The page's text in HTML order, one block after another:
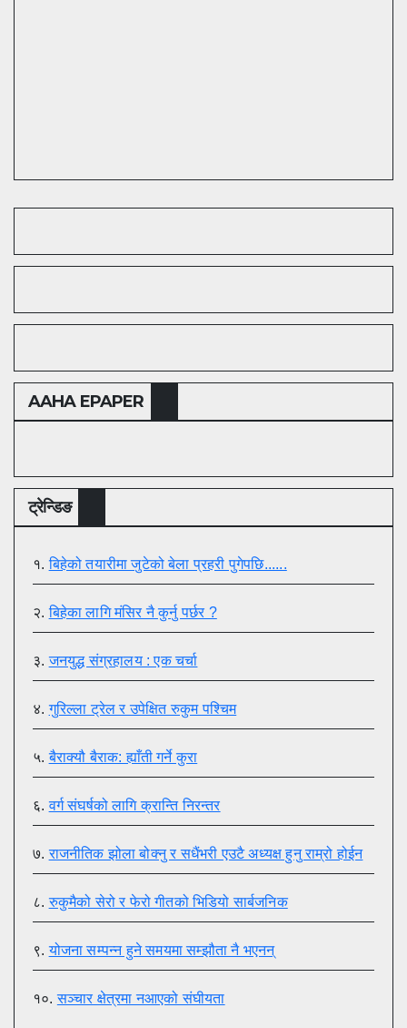
AAHA EPAPER
ट्रेन्डिङ
१.बिहेको तयारीमा जुटेको बेला प्रहरी पुगेपछि......
२.बिहेका लागि मंसिर नै कुर्नु पर्छर ?
३.जनयुद्ध संग्रहालय : एक चर्चा
४.गुरिल्ला ट्रेल र उपेक्षित रुकुम पश्चिम
५.बैराक्यौ बैराक: ह्याँती गर्ने कुरा
६.वर्ग संघर्षको लागि क्रान्ति निरन्तर
७.राजनीतिक झोला बोक्नु र सधैंभरी एउटै अध्यक्ष हुनु राम्रो होईन
८.रुकुमैको सेरो र फेरो गीतको भिडियो सार्बजनिक
९.योजना सम्पन्न हुने समयमा सम्झौता नै भएनन्
१०.सञ्चार क्षेत्रमा नआएको संघीयता